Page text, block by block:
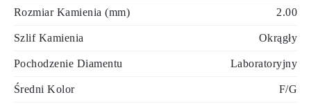
Rozmiar Kamienia (mm) 2.00
Szlif Kamienia Okrągły
Pochodzenie Diamentu Laboratoryjny
Średni Kolor F/G